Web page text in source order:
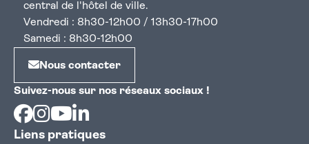
central de l'hôtel de ville.
Vendredi : 8h30-12h00 / 13h30-17h00
Samedi : 8h30-12h00
Nous contacter
Suivez-nous sur nos réseaux sociaux !
Facebook
Instagram
Youtube
Liens pratiques